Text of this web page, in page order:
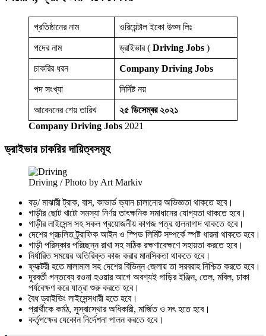
প্রতিষ্ঠানের নাম ওরিয়েন্টাল ইকো উড্স লিঃ
পদের নাম ড্রাইভার ( Driving Jobs )
চাকরির ধরন Company Driving Jobs
পদ সংখ্যা নির্দিষ্ট নয়
আবেদনের শেয় তারিখ
২৫ ডিসেম্বর ২০২১
Company Driving Jobs 2021
ড্রাইভার চাকরির দায়িত্বসমূহ
Driving / Photo by Art Markiv
বড়/ মাঝারী ট্রাক, বাস, কাভার্ড ভ্যান চালানোর অভিজ্ঞতা থাকতে হবে।
গাড়ীর ছোট খাটো সমস্যা নির্ণয় তাৎক্ষনিক সমাধানের যোগ্যতা থাকতে হবে।
গাড়ীর লাইসেন্স সহ সকল প্রয়োজনীয় কাগজ পত্র হালনাগাদ থাকতে হবে।
দেশের প্রচলিত ট্র্রাফিক আইন ও স্পিড লিমিট সম্পর্কে স্পষ্ট ধারনা থাকতে হবে।
গাড়ী পরিস্কার পরিচ্ছন্ন রাখা সহ সঠিক রক্ষণাবেক্ষণে সহায়তা করতে হবে।
নির্ধারিত সময়ের অতিরিক্ত কাজ করার মানসিকতা থাকতে হবে।
ফ্যাক্টরী হতে মালামাল সহ দেশের বিভিন্ন জেলায় তা সরবরাহ নিশ্চিত করতে হবে।
দূরবর্তী গন্তব্যে রওনা হওয়ার আগে অবশ্যই গাড়ির ইঞ্জিন, তেল, মবিল, চাকা
পর্যবেক্ষণ করে যাত্রা শুরু করতে হবে।
বৈধ ড্রাইভিং লাইসেন্সধারী হতে হবে।
প্রার্থীকে কর্মঠ, সুস্বাস্থোর অধিকারী, মার্জিত ও সৎ হতে হবে।
কর্তৃপক্ষের যেকোন নির্দেশনা পালন করতে হবে।